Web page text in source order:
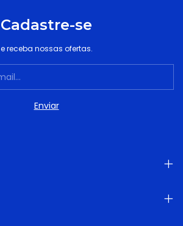
Cadastre-se
e receba nossas ofertas.